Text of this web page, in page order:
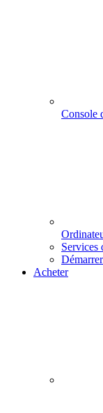
Console
Services
Acheter